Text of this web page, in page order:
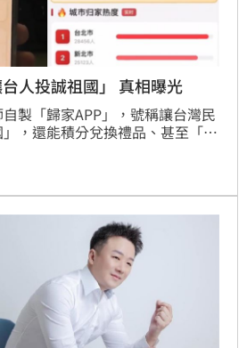
人投誠祖國」 真相曝光
製「歸家APP」，號稱讓台灣民
，還能積分兌換禮品、甚至「一
友呼籲政府徹查真實性。